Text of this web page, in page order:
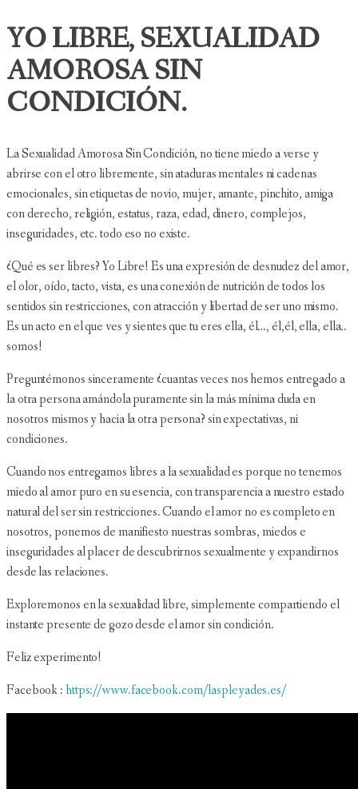
YO LIBRE, SEXUALIDAD
AMOROSA SIN
CONDICIÓN.
La Sexualidad Amorosa Sin Condición, no tiene miedo a verse y
abrirse con el otro libremente, sin ataduras mentales ni cadenas
emocionales, sin etiquetas de novio, mujer, amante, pinchito, amiga
con derecho, religión, estatus, raza, edad, dinero, complejos,
inseguridades, etc. todo eso no existe.
¿Qué es ser libres? Yo Libre! Es una expresión de desnudez del amor,
el olor, oído, tacto, vista, es una conexión de nutrición de todos los
sentidos sin restricciones, con atracción y libertad de ser uno mismo.
Es un acto en el que ves y sientes que tu eres ella, él…, él,él, ella, ella..
somos!
Preguntémonos sinceramente ¿cuantas veces nos hemos entregado a
la otra persona amándola puramente sin la más mínima duda en
nosotros mismos y hacia la otra persona? sin expectativas, ni
condiciones.
Cuando nos entregamos libres a la sexualidad es porque no tenemos
miedo al amor puro en su esencia, con transparencia a nuestro estado
natural del ser sin restricciones. Cuando el amor no es completo en
nosotros, ponemos de manifiesto nuestras sombras, miedos e
inseguridades al placer de descubrirnos sexualmente y expandirnos
desde las relaciones.
Exploremonos en la sexualidad libre, simplemente compartiendo el
instante presente de gozo desde el amor sin condición.
Feliz experimento!
Facebook :https://www.facebook.com/laspleyades.es/